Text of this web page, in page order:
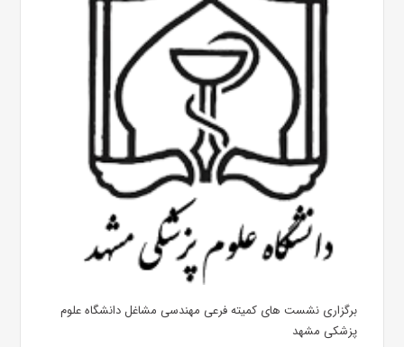
برگزاری نشست های کمیته فرعی مهندسی مشاغل دانشگاه علوم
پزشکی مشهد